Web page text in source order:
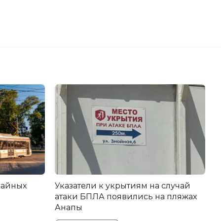
Указатели к укрытиям на случай
атаки БПЛА появились на пляжах
Анапы